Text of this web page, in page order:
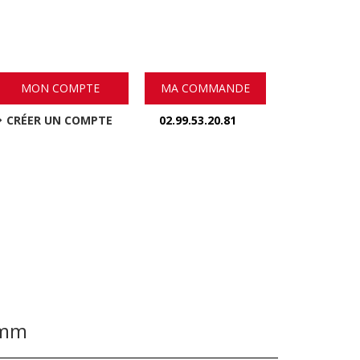
MON COMPTE
CRÉER UN COMPTE
MA COMMANDE
02.99.53.20.81